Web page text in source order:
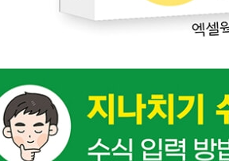
다! } 여러 조건을 만족하면 전체 행에 서식
자동 채우기의 모든 것
다! } 숫자 자동 채우기
! } 날짜 자동 채우기
다! } 날짜 값 자동 채우기 옵션으로 자동 채
다! } 텍스트 자동 채우기와 수식 자동 채우